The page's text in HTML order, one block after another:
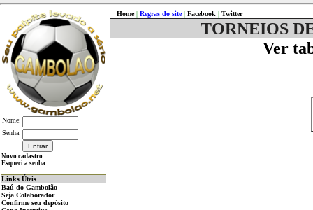
Nome:
Senha:
Novo cadastro
Esqueci a senha
Links Úteis
Baú do Gambolão
Seja Colaborador
Confirme seu depósito
Home| Regras do site| Facebook | Twitter
TORNEIOS
Ver